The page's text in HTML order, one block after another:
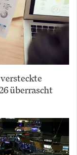
überrascht